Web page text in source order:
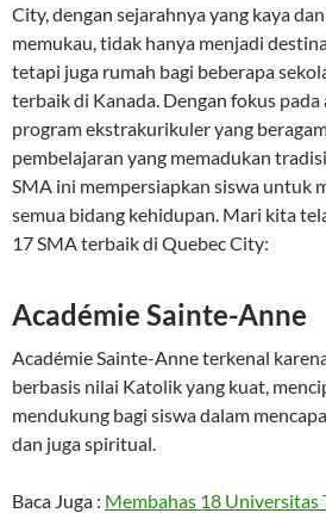
City, dengan sejarahnya yang kaya
memukau, tidak hanya menjadi
tetapi juga rumah bagi beberapa
terbaik di Kanada. Dengan fokus
program ekstrakurikuler yang
pembelajaran yang memadukan
SMA ini mempersiapkan siswa untuk
semua bidang kehidupan. Mari kita
17 SMA terbaik di Quebec City:
Académie Sainte-Anne
Académie Sainte-Anne terkenal
berbasis nilai Katolik yang kuat,
mendukung bagi siswa dalam
dan juga spiritual.
Baca Juga : Membahas 18 Universitas